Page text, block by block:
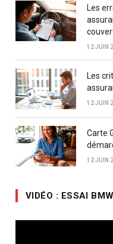
Les
12 JUIN
Les
12 JUIN
Carte
12 JUIN
VIDÉO : ESSAI